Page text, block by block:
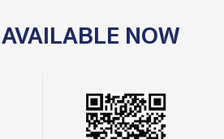
AVAILABLE NOW